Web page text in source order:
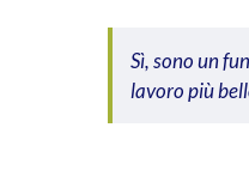
Sì, sono un
lavoro più